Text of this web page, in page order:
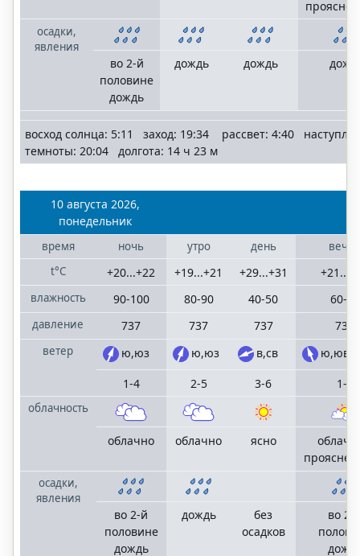
осадки,
явления
во 2-й
половине
дождь
дождь дождь
восход солнца: 5:11 заход: 19:34 рассвет: 4:40
темноты: 20:04 долгота: 14 ч 23 м
10 августа 2026,
понедельник
время
t°C
влажность
давление
ветер
облачность
осадки,
явления
ночь
+20...+22
90-100
737
ю,юз
1-4
облачно
во 2-й
половине
дождь
утро
+19...+21
80-90
737
ю,юз
2-5
облачно
дождь
день
+29...+31
40-50
737
в,св
3-6
ясно
без
осадков
60-70
737
ю,юв
1-4
во 2-